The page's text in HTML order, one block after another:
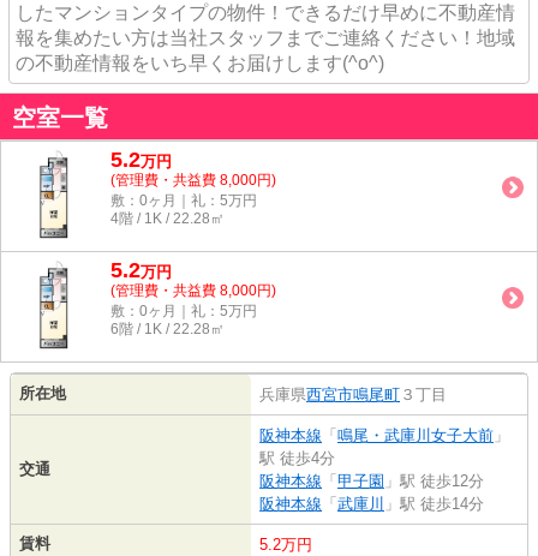
したマンションタイプの物件！できるだけ早めに不動産情
報を集めたい方は当社スタッフまでご連絡ください！地域
の不動産情報をいち早くお届けします(^o^)
空室一覧
5.2万円
(管理費・共益費 8,000円)
敷：0ヶ月｜礼：5万円
4階 / 1K / 22.28㎡
5.2万円
(管理費・共益費 8,000円)
敷：0ヶ月｜礼：5万円
6階 / 1K / 22.28㎡
所在地 兵庫県西宮市鳴尾町 ３丁目
交通
阪神本線 「 鳴尾・武庫川女子大前 」
駅 徒歩4分
阪神本線 「 甲子園 」駅 徒歩12分
阪神本線 「 武庫川 」駅 徒歩14分
賃料 5.2万円